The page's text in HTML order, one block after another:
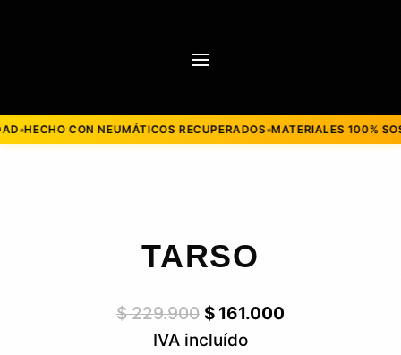
CON NEUMÁTICOS RECUPERADOS●MATERIALES 100%
TARSO
$229.900 Original
price
$161.000Current
IVA incluído